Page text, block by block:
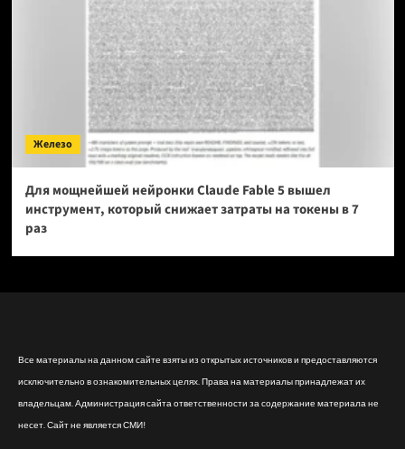
Железо
Для мощнейшей нейронки Claude Fable 5 вышел
инструмент, который снижает затраты на токены в 7
раз
Все материалы на данном сайте взяты из открытых источников и предоставляются
исключительно в ознакомительных целях. Права на материалы принадлежат их
владельцам. Администрация сайта ответственности за содержание материала не
несет. Сайт не является СМИ!